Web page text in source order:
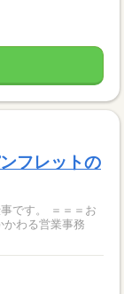
フレットの
＝＝＝お
わる営業事務